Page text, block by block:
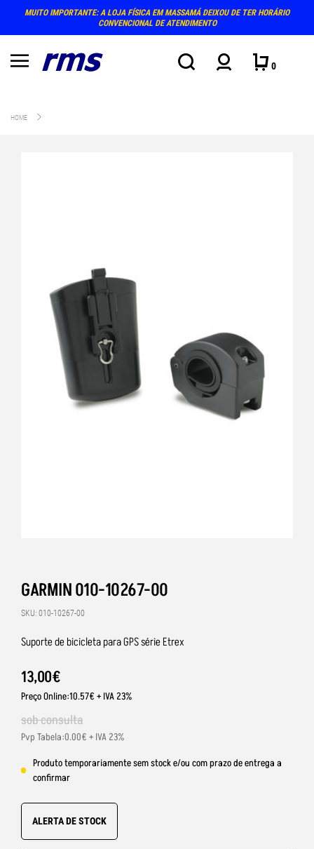
MUITO IMPORTANTE: A LOJA FÍSICA EM MASSAMÁ DEIXOU DE TER HORÁRIO
CONVENCIONAL DE ATENDIMENTO
0
HOME
GARMIN 010-10267-00
SKU: 010-10267-00
Suporte de bicicleta para GPS série Etrex
13,00€
Preço Online:10.57€ + IVA 23%
sob consulta
Pvp Tabela:0.00€ + IVA 23%
Produto temporariamente sem stock e/ou com prazo de entrega a
confirmar
ALERTA DE STOCK